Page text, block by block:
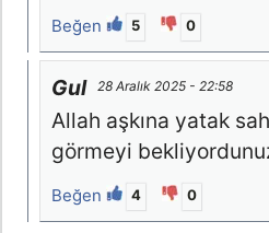
Beğen 5 0
Gul 28 Aralık 2025 - 22:58
Allah aşkına yatak
görmeyi
Beğen 4 0